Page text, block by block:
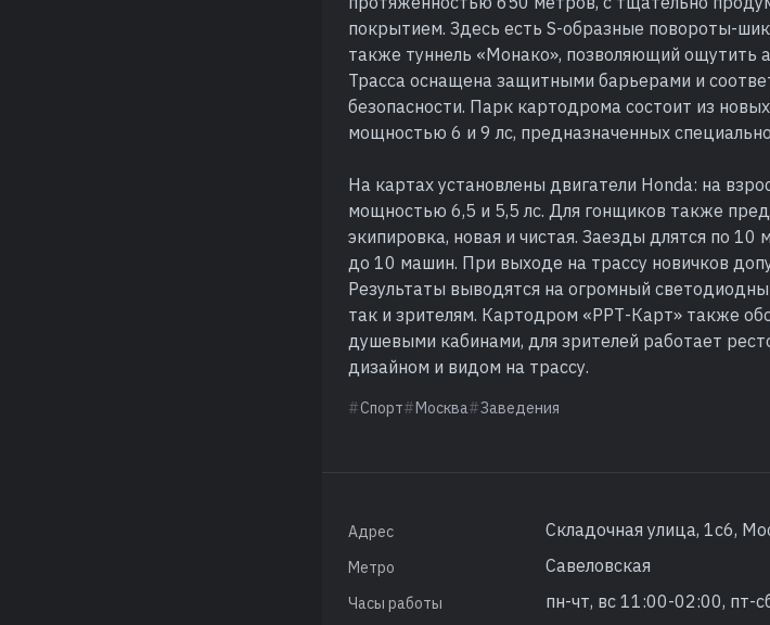
покрытием. Здесь есть S-образные повороты-
также туннель «Монако», позволяющий ощутить
Трасса оснащена защитными барьерами и
безопасности. Парк картодрома состоит из
мощностью 6 и 9 лс, предназначенных
На картах установлены двигатели Honda: на
мощностью 6,5 и 5,5 лс. Для гонщиков также
экипировка, новая и чистая. Заезды длятся по 10
до 10 машин. При выходе на трассу новичков
Результаты выводятся на огромный
так и зрителям. Картодром «РРТ-Карт» также
душевыми кабинами, для зрителей работает
дизайном и видом на трассу.
Спорт Москва Заведения
Адрес Складочная улица, 1с6,
Метро Савеловская
Часы работы пн-чт, вс 11:00-02:00, пт-